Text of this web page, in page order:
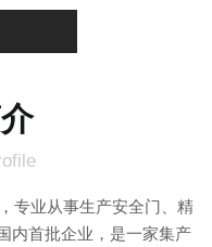
专业从事生产安全门、精
内首批企业，是一家集产